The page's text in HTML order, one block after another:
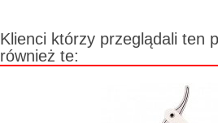
Klienci którzy przeglądali ten
również te: